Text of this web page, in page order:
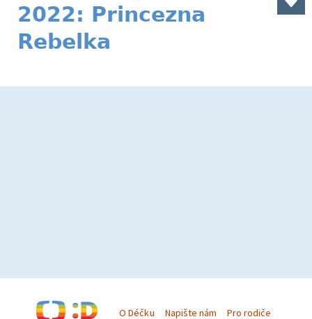
2022: Princezna
Rebelka
O Déčku Napište nám Pro rodiče